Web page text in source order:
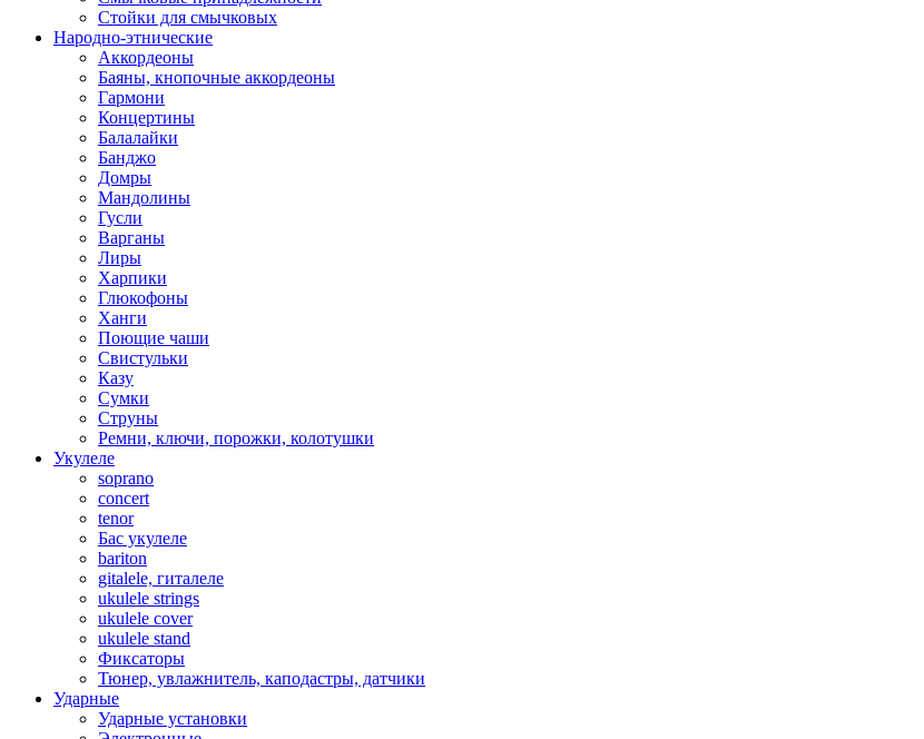
Стойки для смычковых
Народно-этнические
Аккордеоны
Баяны, кнопочные аккордеоны
Гармони
Концертины
Балалайки
Банджо
Домры
Мандолины
Гусли
Варганы
Лиры
Харпики
Глюкофоны
Ханги
Поющие чаши
Свистульки
Казу
Сумки
Струны
Ремни, ключи, порожки, колотушки
Укулеле
soprano
concert
tenor
Бас укулеле
bariton
gitalele, гиталеле
ukulele strings
ukulele cover
ukulele stand
Фиксаторы
Тюнер, увлажнитель, каподастры, датчики
Ударные
Ударные установки